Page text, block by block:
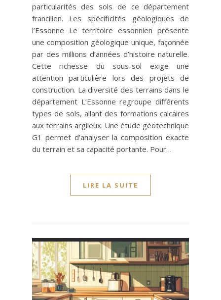
particularités des sols de ce département
francilien. Les spécificités géologiques de
l’Essonne Le territoire essonnien présente
une composition géologique unique, façonnée
par des millions d’années d’histoire naturelle.
Cette richesse du sous-sol exige une
attention particulière lors des projets de
construction. La diversité des terrains dans le
département L’Essonne regroupe différents
types de sols, allant des formations calcaires
aux terrains argileux. Une étude géotechnique
G1 permet d’analyser la composition exacte
du terrain et sa capacité portante. Pour…
LIRE LA SUITE